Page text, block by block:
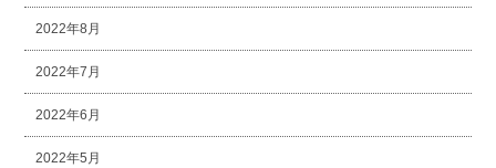
2022年8月
2022年7月
2022年6月
2022年5月